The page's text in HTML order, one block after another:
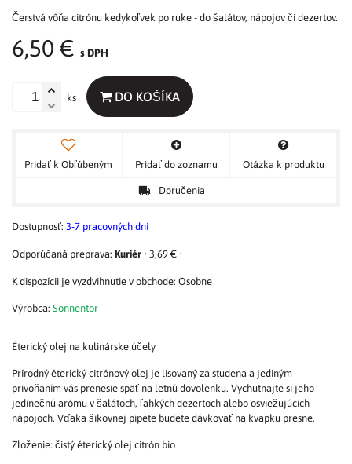
Čerstvá vôňa citrónu kedykoľvek po ruke - do šalátov, nápojov či dezertov.
6,50 € s DPH
ks DO KOŠÍKA
Pridať k Obľúbeným Pridať do zoznamu Otázka k produktu
Doručenia
Dostupnosť: 3-7 pracovných dní
Kuriér • 3,69 € •
Osobne
Výrobca: Sonnentor
Éterický olej na kulinárske účely
Prírodný éterický citrónový olej je lisovaný za studena a jediným
privoňaním vás prenesie späť na letnú dovolenku. Vychutnajte si jeho
jedinečnú arómu v šalátoch, ľahkých dezertoch alebo osviežujúcich
nápojoch. Vďaka šikovnej pipete budete dávkovať na kvapku presne.
Zloženie: čistý éterický olej citrón bio